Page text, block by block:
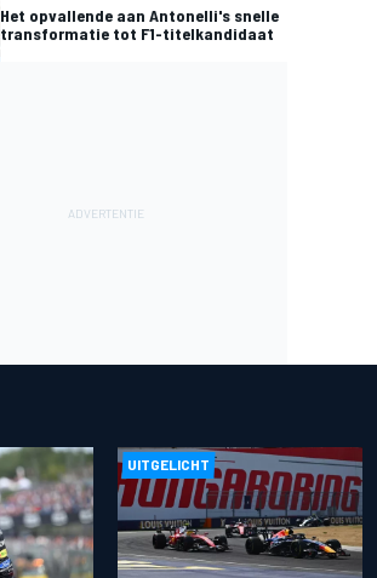
Het opvallende aan Antonelli's snelle
transformatie tot F1-titelkandidaat
UITGELICHT